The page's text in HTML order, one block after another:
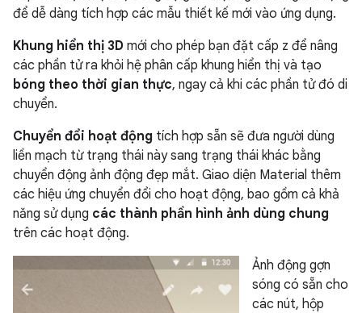
để dễ dàng tích hợp các mẫu thiết kế mới vào ứng dụng.
Khung hiển thị 3D mới cho phép bạn đặt cấp z để nâng
các phần tử ra khỏi hệ phân cấp khung hiển thị và tạo
bóng theo thời gian thực, ngay cả khi các phần tử đó di
chuyển.
Chuyển đổi hoạt động tích hợp sẵn sẽ đưa người dùng
liền mạch từ trạng thái này sang trạng thái khác bằng
chuyển động ảnh động đẹp mắt. Giao diện Material thêm
các hiệu ứng chuyển đổi cho hoạt động, bao gồm cả khả
năng sử dụng các thành phần hình ảnh dùng chung
trên các hoạt động.
Ảnh động gợn
sóng có sẵn cho
các nút, hộp